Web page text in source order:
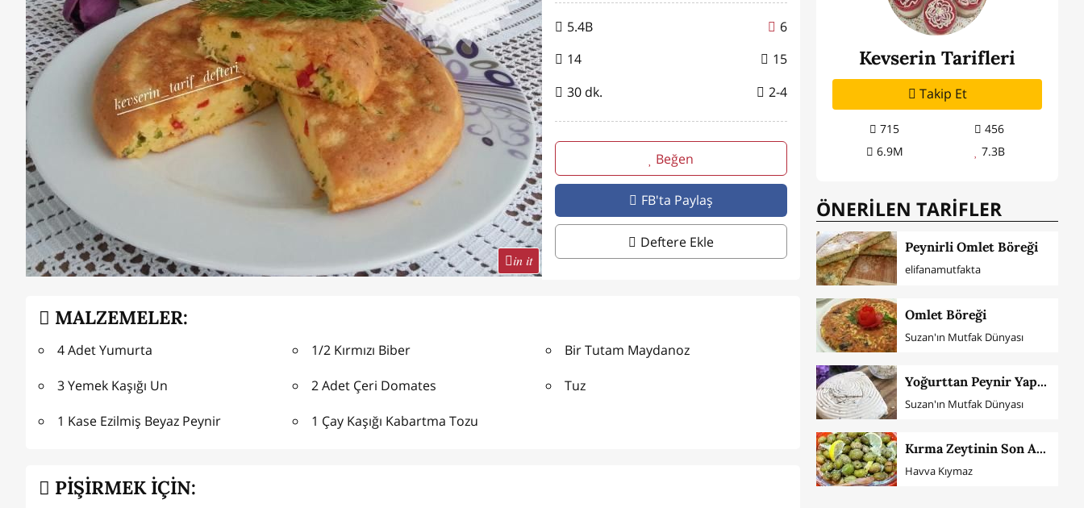
in it
5.4B
6
14
15
30 dk.
2-4
Beğen
FB'ta Paylaş
Deftere Ekle
MALZEMELER:
4 Adet Yumurta
3 Yemek Kaşığı Un
1 Kase Ezilmiş Beyaz Peynir
1/2 Kırmızı Biber
2 Adet Çeri Domates
1 Çay Kaşığı Kabartma Tozu
Bir Tutam Maydanoz
Tuz
PİŞİRMEK İÇİN:
Kevserin Tarifleri
Takip Et
715
456
6.9M
7.3B
ÖNERİLEN TARİFLER
Peynirli Omlet Böreği
elifanamutfakta
Omlet Böreği
Suzan'ın Mutfak Dünyası
Yoğurttan Peynir Yapımı
Suzan'ın Mutfak Dünyası
Kırma Zeytinin Son Aşaması
Havva Kıymaz